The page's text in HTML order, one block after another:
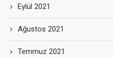
Eylül 2021
Ağustos 2021
Temmuz 2021